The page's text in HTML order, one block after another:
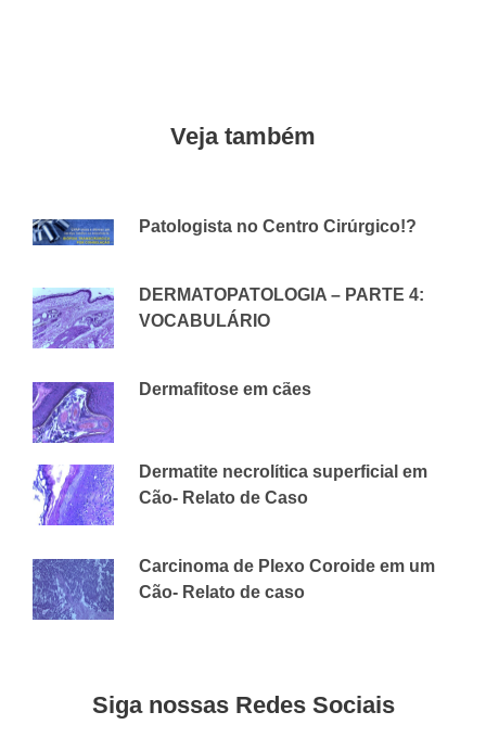
Veja também
Patologista no Centro Cirúrgico!?
DERMATOPATOLOGIA – PARTE 4:
VOCABULÁRIO
Dermafitose em cães
Dermatite necrolítica superficial em
Cão- Relato de Caso
Carcinoma de Plexo Coroide em um
Cão- Relato de caso
Siga nossas Redes Sociais